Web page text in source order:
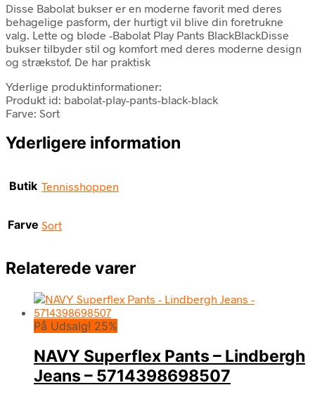
Disse Babolat bukser er en moderne favorit med deres
behagelige pasform, der hurtigt vil blive din foretrukne
valg. Lette og bløde -Babolat Play Pants BlackBlackDisse
bukser tilbyder stil og komfort med deres moderne design
og strækstof. De har praktisk
Yderlige produktinformationer:
Produkt id: babolat-play-pants-black-black
Farve: Sort
Yderligere information
Butik Tennisshoppen
Farve Sort
Relaterede varer
På Udsalg! 25%
NAVY Superflex Pants – Lindbergh
Jeans – 5714398698507